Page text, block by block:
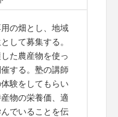
の畑とし、地域
して募集する。
た農産物を使っ
する。塾の講師
験をしてもらい
物の栄養価、適
でいることを伝